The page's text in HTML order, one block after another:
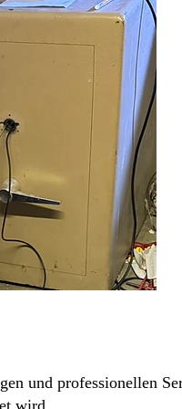
und professionellen